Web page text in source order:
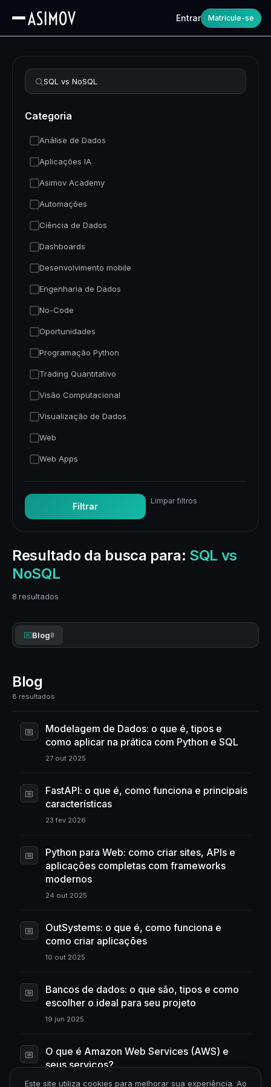
Entrar Matricule-se
Resultado da busca para: SQL vs
NoSQL
8 resultados
Blog8
Blog
8 resultados
Modelagem de Dados: o que é, tipos e
como aplicar na prática com Python e SQL
27 out 2025
FastAPI: o que é, como funciona e principais
características
23 fev 2026
Python para Web: como criar sites, APIs e
aplicações completas com frameworks
modernos
24 out 2025
OutSystems: o que é, como funciona e
como criar aplicações
10 out 2025
Bancos de dados: o que são, tipos e como
escolher o ideal para seu projeto
19 jun 2025
O que é Amazon Web Services (AWS) e
seus serviços?
13 maio 2025
Refinar busca
Categoria
Análise de Dados
Aplicações IA
Asimov Academy
Automações
Ciência de Dados
Dashboards
Desenvolvimento mobile
Engenharia de Dados
No-Code
Oportunidades
Programação Python
Trading Quantitativo
Visão Computacional
Visualização de Dados
Web
Web Apps
Filtrar
Limpar filtros
Este site utiliza cookies para melhorar sua experiência. Ao